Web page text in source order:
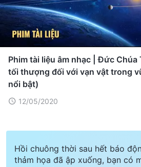
Phim tài liệu âm nhạc | Đức Chúa
tối thượng đối với vạn vật trong
nổi bật)
12/05/2020
Hồi chuông thời sau hết báo
thảm họa đã ập xuống, bạn có